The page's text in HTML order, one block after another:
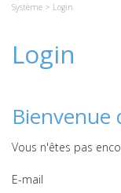
Système > Login
Login
Bienvenue
Vous n'êtes pas
E-mail